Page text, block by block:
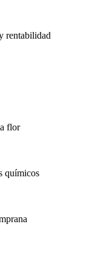
rentabilidad
flor
químicos